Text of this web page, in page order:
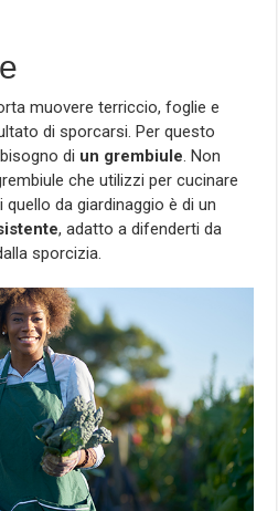
muovere terriccio, foglie e
di sporcarsi. Per questo
di un grembiule. Non
che utilizzi per cucinare
da giardinaggio è di un
, adatto a difenderti da
sporcizia.